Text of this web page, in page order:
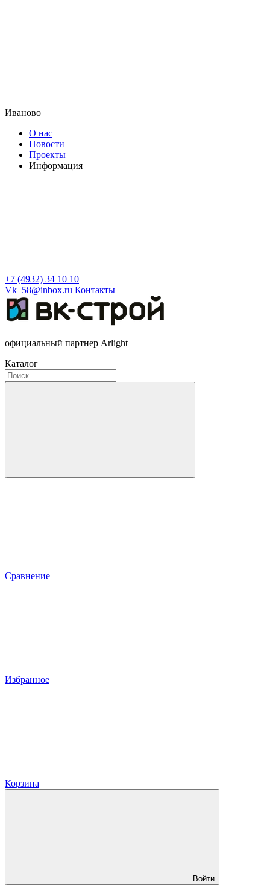
Иваново
О нас
Новости
Проекты
Информация
+7 (4932) 34 10 10
Vk_58@inbox.ru Контакты
официальный партнер Arlight
Каталог
Сравнение
Избранное
Корзина
Войти